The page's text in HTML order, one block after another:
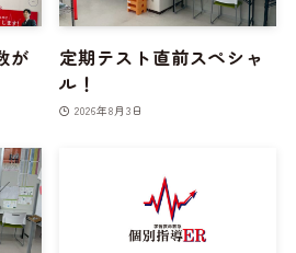
が
定期テスト直前スペシャ
ル！
2026年8月3日